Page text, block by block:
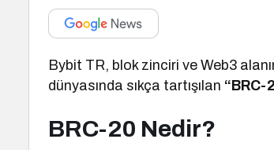
Bybit TR, blok zinciri ve Web3
dünyasında sıkça tartışılan “BRC-
BRC-20 Nedir?